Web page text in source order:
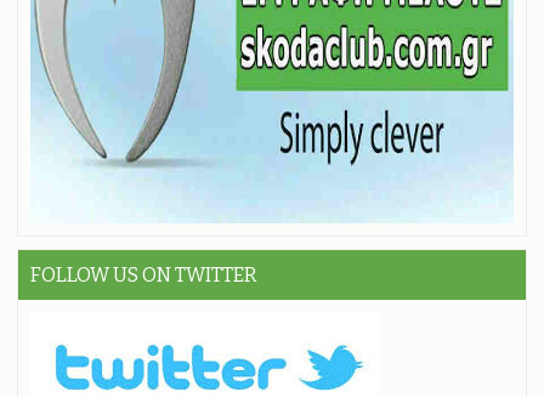
FOLLOW US ON TWITTER